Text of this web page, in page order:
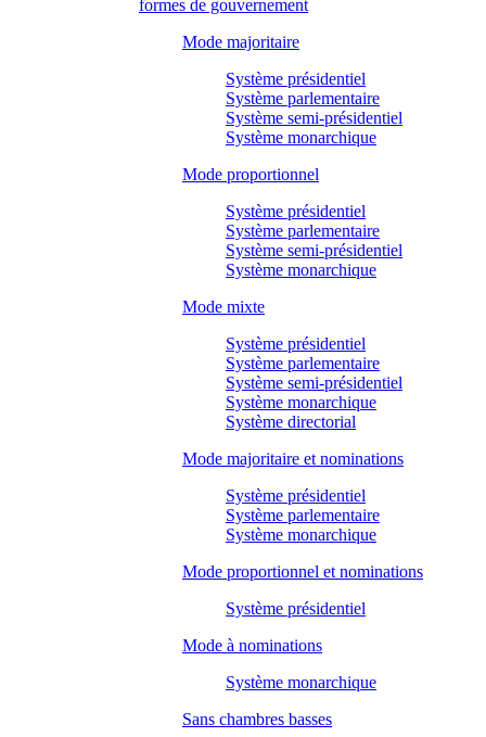
formes de gouvernement
Mode majoritaire
Système présidentiel
Système parlementaire
Système semi-présidentiel
Système monarchique
Mode proportionnel
Système présidentiel
Système parlementaire
Système semi-présidentiel
Système monarchique
Mode mixte
Système présidentiel
Système parlementaire
Système semi-présidentiel
Système monarchique
Système directorial
Mode majoritaire et nominations
Système présidentiel
Système parlementaire
Système monarchique
Mode proportionnel et nominations
Système présidentiel
Mode à nominations
Système monarchique
Sans chambres basses